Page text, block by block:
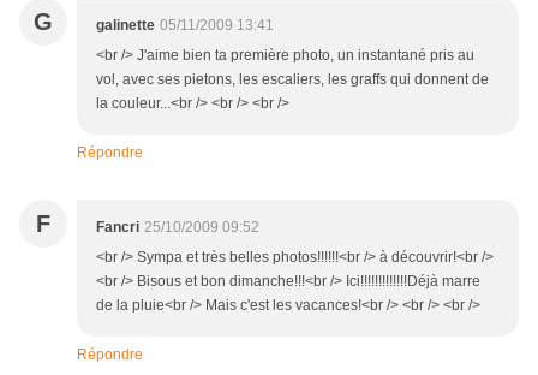
G galinette 05/11/2009 13:41
<br /> J'aime bien ta première photo, un instantané pris au
vol, avec ses pietons, les escaliers, les graffs qui donnent de
la couleur...<br /> <br /> <br />
Répondre
F Fancri 25/10/2009 09:52
<br /> Sympa et très belles photos!!!!!!<br /> à découvrir!<br />
<br /> Bisous et bon dimanche!!!<br /> Ici!!!!!!!!!!!!!Déjà marre
de la pluie<br /> Mais c'est les vacances!<br /> <br /> <br />
Répondre